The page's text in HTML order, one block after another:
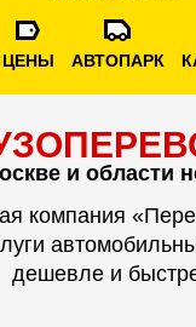
ЦЕНЫ АВТОПАРК
и области
компания
дешевле и